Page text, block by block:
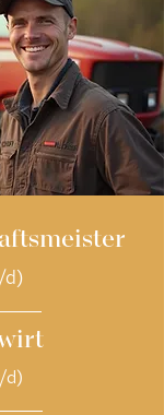
d)
d)